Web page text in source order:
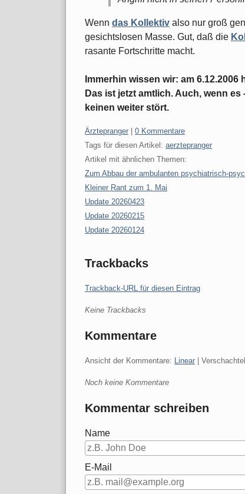
Wenn das Kollektiv also nur groß
gesichtslosen Masse. Gut, daß die
rasante Fortschritte macht.
Immerhin wissen wir: am
Das ist jetzt amtlich. Auch, wenn
keinen weiter stört.
Kategorien:
Ärztepranger
0 Kommentare
Tags für diesen Artikel: aerztepranger
Artikel mit ähnlichen Themen:
Zum Abbau der ambulanten psychiatrisch-
Kleiner Rant zum 1. Mai
Update 20260423
Update 20260215
Update 20260124
Trackbacks
Trackback-URL für diesen Eintrag
Keine Trackbacks
Kommentare
Ansicht der Kommentare: Linear |
Noch keine Kommentare
Kommentar schreiben
Name
E-Mail